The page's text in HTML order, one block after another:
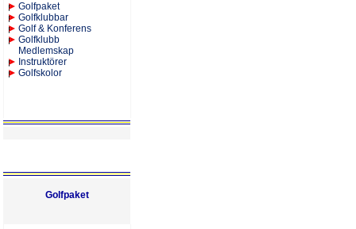
Golfpaket
Golfklubbar
Golf & Konferens
Golfklubb
Medlemskap
Instruktörer
Golfskolor
Golfpaket